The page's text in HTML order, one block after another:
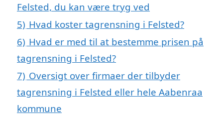
Felsted, du kan være tryg ved
5) Hvad koster tagrensning i Felsted?
6) Hvad er med til at bestemme prisen på
tagrensning i Felsted?
7) Oversigt over firmaer der tilbyder
tagrensning i Felsted eller hele Aabenraa
kommune